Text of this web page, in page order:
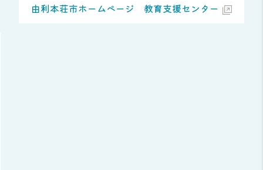
由利本荘市ホームページ 教育支援センター